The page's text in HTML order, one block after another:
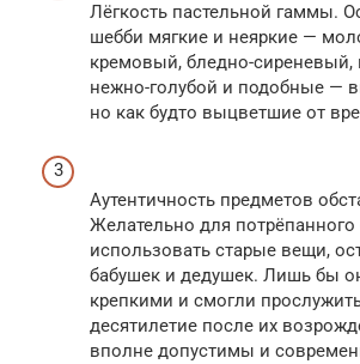
Лёгкость пастельной гаммы.
шебби мягкие и неяркие —
кремовый, бледно-
нежно-голубой и подобные —
но как будто выцветшие от
Аутентичность предметов
Желательно для потрёпанного
использовать старые вещи,
бабушек и дедушек. Лишь бы
крепкими и смогли
десятилетие после их
вполне допустимы и